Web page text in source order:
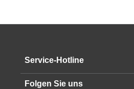
Service-Hotline
Folgen Sie uns